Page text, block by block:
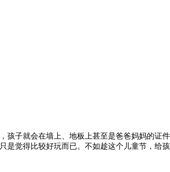
子就会在墙上、地板上甚至是爸爸妈妈的证
觉得比较好玩而已。不如趁这个儿童节，给